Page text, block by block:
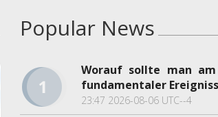
Popular News
Worauf sollte man
fundamentaler
23:47 2026-08-06 UTC--4